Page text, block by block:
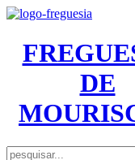
DE